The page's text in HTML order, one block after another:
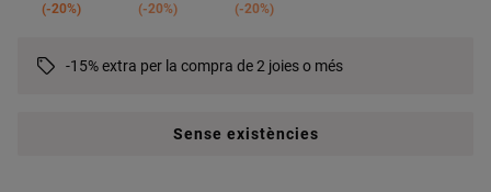
-20%
-20%
-20%
-15% extra per la compra de 2 joies o més
Sense existències